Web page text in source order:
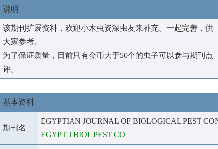
说明
该期刊扩展资料，欢迎小木虫资深虫友来补充。一起完善，供
大家参考。
为了保证质量，目前只有金币大于50个的虫子可以参与期刊点
评。
基本资料
期刊名
EGYPTIAN JOURNAL OF BIOLOGICAL PEST
EGYPT J BIOL PEST CO